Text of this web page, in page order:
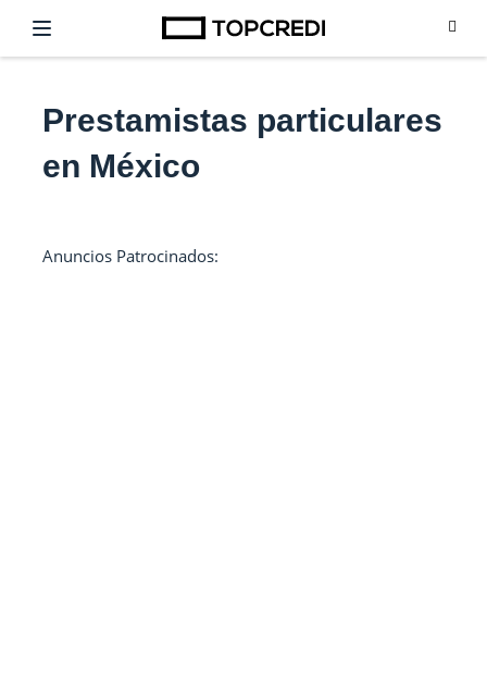
Prestamistas particulares
en México
Anuncios Patrocinados: